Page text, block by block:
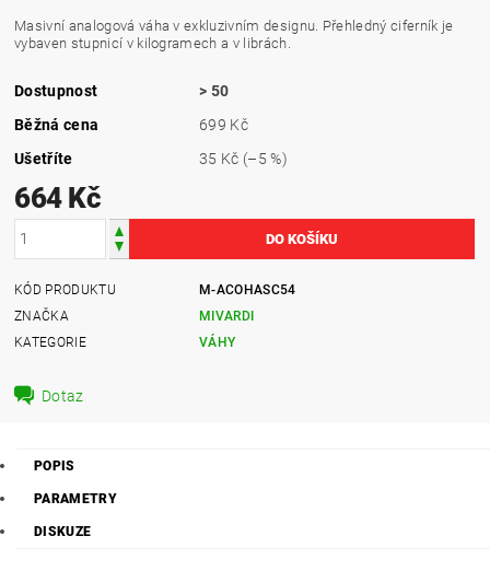
Masivní analogová váha v exkluzivním designu. Přehledný ciferník je
vybaven stupnicí v kilogramech a v librách.
Dostupnost
> 50
Běžná cena
699 Kč
Ušetříte
35 Kč (–5 %)
664 Kč
KÓD PRODUKTU
M-ACOHASC54
ZNAČKA
MIVARDI
KATEGORIE
VÁHY
Dotaz
POPIS
PARAMETRY
DISKUZE